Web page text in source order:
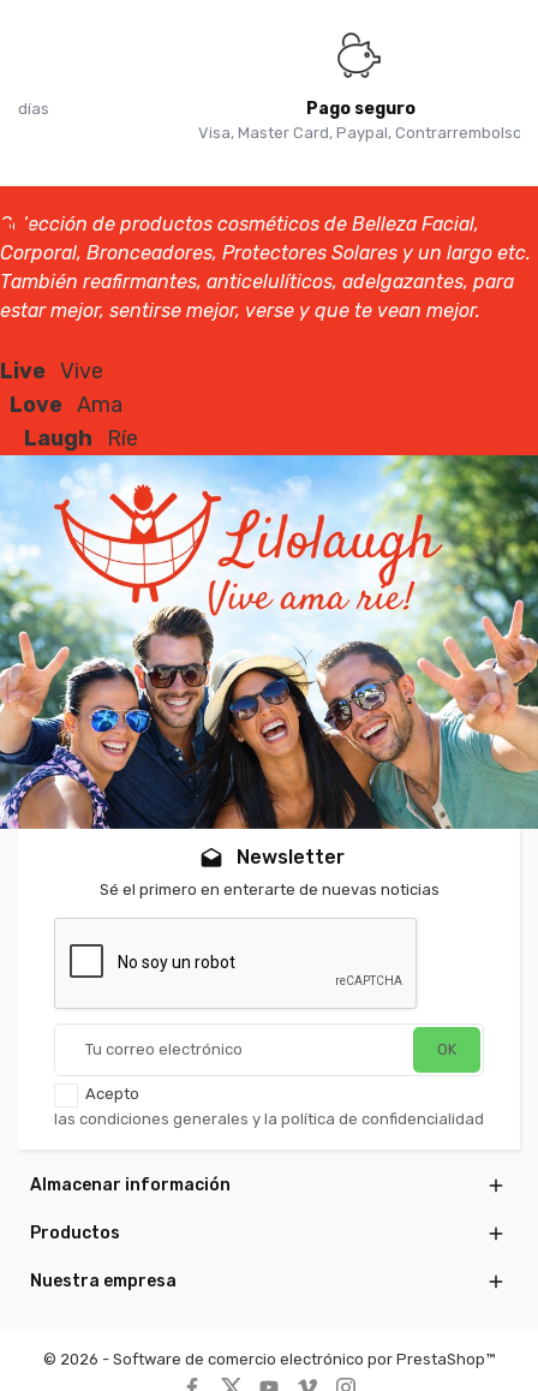
Pago seguro
Visa, Master Card, Paypal, Contrarrembolso
Selección de productos cosméticos de Belleza Facial,
Corporal, Bronceadores, Protectores Solares y un largo etc.
También reafirmantes, anticelulíticos, adelgazantes, para
estar mejor, sentirse mejor, verse y que te vean mejor.
Live Vive
Love Ama
Laugh Ríe
drafts Newsletter
Sé el primero en enterarte de nuevas noticias
Acepto
las condiciones generales y la política de confidencialidad
Almacenar información 
Productos 
Nuestra empresa 
© 2026 - Software de comercio electrónico por PrestaShop™